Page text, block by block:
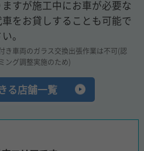
すが施工中にお車が必要な
をお貸しすることも可能で
。
車両のガラス交換出張作業は不可(認
ング調整実施のため)
る店舗一覧